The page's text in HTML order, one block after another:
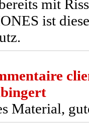
mit
ist
Material,